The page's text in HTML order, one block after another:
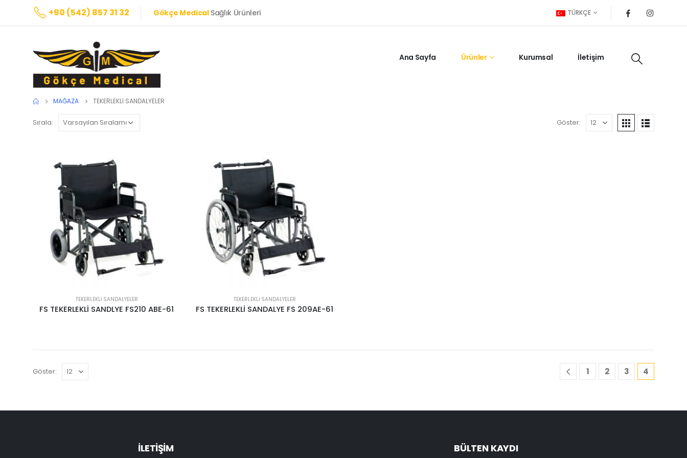
+90 (542) 857 31 32 Gökçe MedicalSağlık Ürünleri TÜRKÇE
Ana Sayfa Ürünler Kurumsal İletişim
MAĞAZA TEKERLEKLI SANDALYELER
Sırala: Göster:
TEKERLEKLI SANDALYELER
FS TEKERLEKLİ SANDLYE FS210 ABE-61
TEKERLEKLI SANDALYELER
FS TEKERLEKLİ SANDALYE FS 209AE-61
Göster: 1 2 3 4
İLETİŞİM BÜLTEN KAYDI